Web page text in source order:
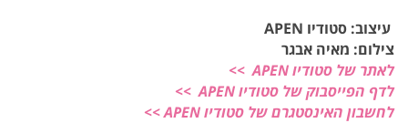
עיצוב: סטודיו APEN
צילום: מאיה אבגר
לאתר של סטודיו APEN >>
לדף הפייסבוק של סטודיו APEN >>
לחשבון האינסטגרם של סטודיו APEN >>